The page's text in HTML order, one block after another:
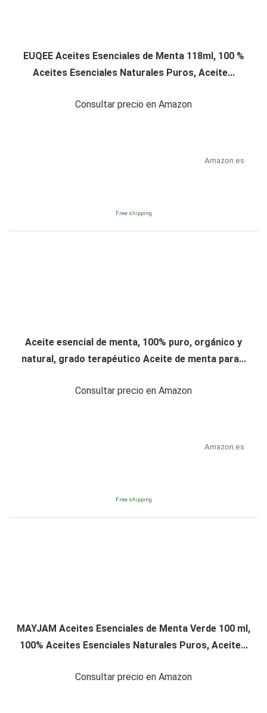
EUQEE Aceites Esenciales de Menta 118ml, 100 %
Aceites Esenciales Naturales Puros, Aceite...
Consultar precio en Amazon
Amazon.es
Free shipping
Aceite esencial de menta, 100% puro, orgánico y
natural, grado terapéutico Aceite de menta para...
Consultar precio en Amazon
Amazon.es
Free shipping
MAYJAM Aceites Esenciales de Menta Verde 100 ml,
100% Aceites Esenciales Naturales Puros, Aceite...
Consultar precio en Amazon